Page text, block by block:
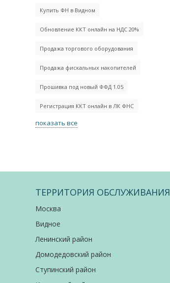
Купить ФН в Видном
Обновление ККТ онлайн на НДС 20%
Продажа торгового оборудования
Продажа фискальных накопителей
Прошивка под новый ФФД 1.05
Регистрация ККТ онлайн в ЛК ФНС
показать все
ТЕРРИТОРИЯ ОБСЛУЖИВАНИЯ
Москва
Видное
Ленинский район
Домодедовский район
Ступинский район